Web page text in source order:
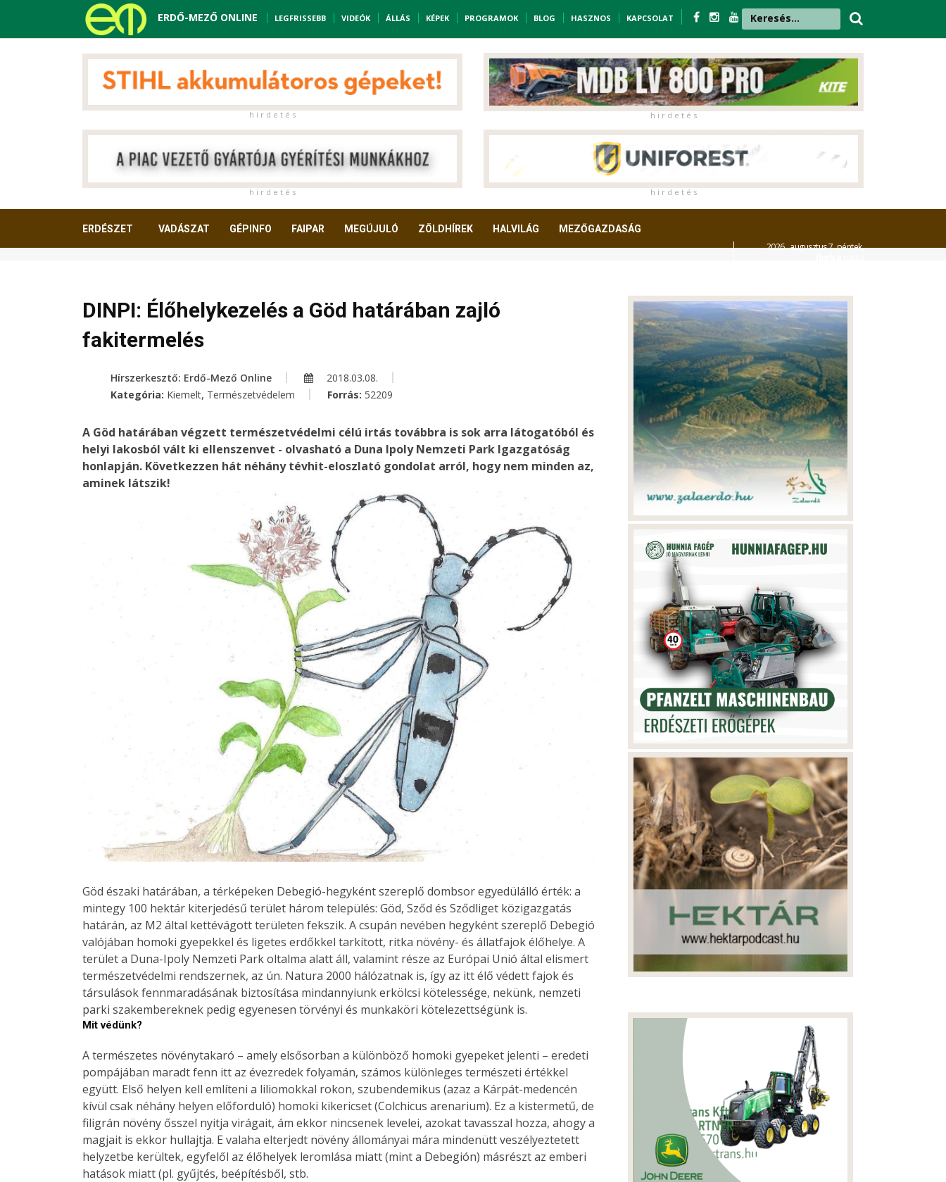
ERDŐ-MEZŐ ONLINE LEGFRISSEBB VIDEÓK ÁLLÁS KÉPEK PROGRAMOK BLOG HASZNOS KAPCSOLAT
h i r d e t é s h i r d e t é s
h i r d e t é s h i r d e t é s
ERDÉSZET VADÁSZAT GÉPINFO FAIPAR MEGÚJULÓ ZÖLDHÍREK HALVILÁG MEZŐGAZDASÁG
2026. augusztus 7. péntek,
DINPI: Élőhelykezelés a Göd határában zajló
fakitermelés
Hírszerkesztő: Erdő-Mező Online
2018.03.08.
Kategória: Kiemelt, Természetvédelem Forrás: 52209
A Göd határában végzett természetvédelmi célú irtás továbbra is sok arra látogatóból és
helyi lakosból vált ki ellenszenvet - olvasható a Duna Ipoly Nemzeti Park Igazgatóság
honlapján. Következzen hát néhány tévhit-eloszlató gondolat arról, hogy nem minden az,
aminek látszik!
Göd északi határában, a térképeken Debegió-hegyként szereplő dombsor egyedülálló érték: a
mintegy 100 hektár kiterjedésű terület három település: Göd, Sződ és Sződliget közigazgatás
határán, az M2 által kettévágott területen fekszik. A csupán nevében hegyként szereplő Debegió
valójában homoki gyepekkel és ligetes erdőkkel tarkított, ritka növény- és állatfajok élőhelye. A
terület a Duna-Ipoly Nemzeti Park oltalma alatt áll, valamint része az Európai Unió által elismert
természetvédelmi rendszernek, az ún. Natura 2000 hálózatnak is, így az itt élő védett fajok és
társulások fennmaradásának biztosítása mindannyiunk erkölcsi kötelessége, nekünk, nemzeti
parki szakembereknek pedig egyenesen törvényi és munkaköri kötelezettségünk is.
Mit védünk?
A természetes növénytakaró – amely elsősorban a különböző homoki gyepeket jelenti – eredeti
pompájában maradt fenn itt az évezredek folyamán, számos különleges természeti értékkel
együtt. Első helyen kell említeni a liliomokkal rokon, szubendemikus (azaz a Kárpát-medencén
kívül csak néhány helyen előforduló) homoki kikericset (Colchicus arenarium). Ez a kistermetű, de
filigrán növény ősszel nyitja virágait, ám ekkor nincsenek levelei, azokat tavasszal hozza, ahogy a
magjait is ekkor hullajtja. E valaha elterjedt növény állományai mára mindenütt veszélyeztetett
helyzetbe kerültek, egyfelől az élőhelyek leromlása miatt (mint a Debegión) másrészt az emberi
hatások miatt (pl. gyűjtés, beépítésből, stb.